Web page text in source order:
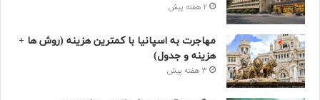
2 هفته پیش
مهاجرت به اسپانیا با کمترین هزینه (روش ها +
هزینه و جدول)
3 هفته پیش